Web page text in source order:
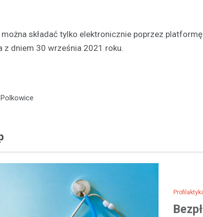
składać tylko elektronicznie poprzez
z dniem 30 września 2021 roku.